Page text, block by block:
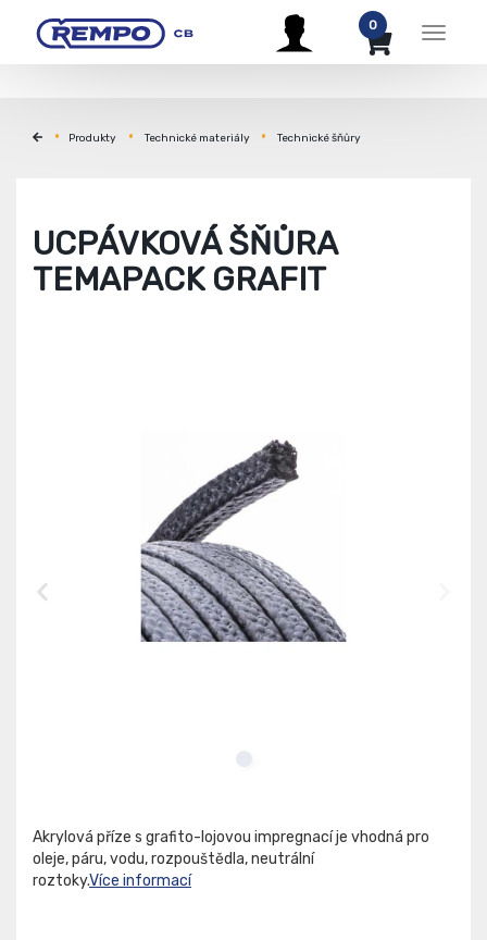
Menu
0
Produkty Technické materiály Technické šňůry
UCPÁVKOVÁ ŠŇŮRA
TEMAPACK GRAFIT
Akrylová příze s grafito-lojovou impregnací je vhodná pro
oleje, páru, vodu, rozpouštědla, neutrální
roztoky.Více informací